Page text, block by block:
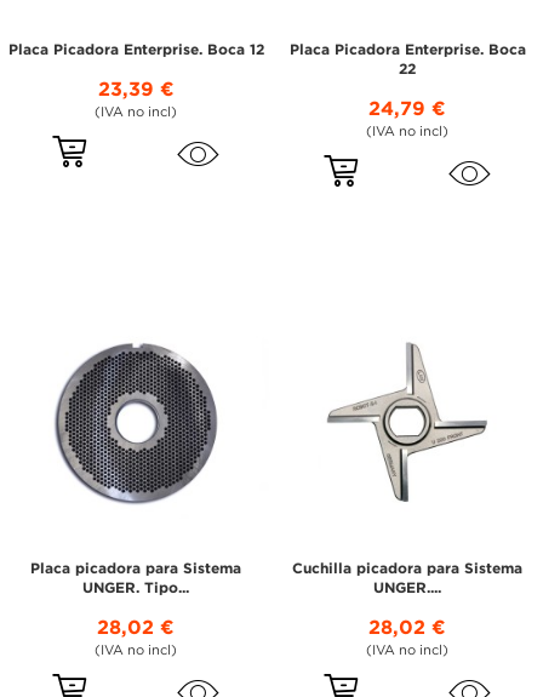
Placa Picadora Enterprise. Boca 12
23,39 €
(IVA no incl)
Placa Picadora Enterprise. Boca
22
24,79 €
(IVA no incl)
Placa picadora para Sistema
UNGER. Tipo...
28,02 €
(IVA no incl)
Cuchilla picadora para Sistema
UNGER....
28,02 €
(IVA no incl)